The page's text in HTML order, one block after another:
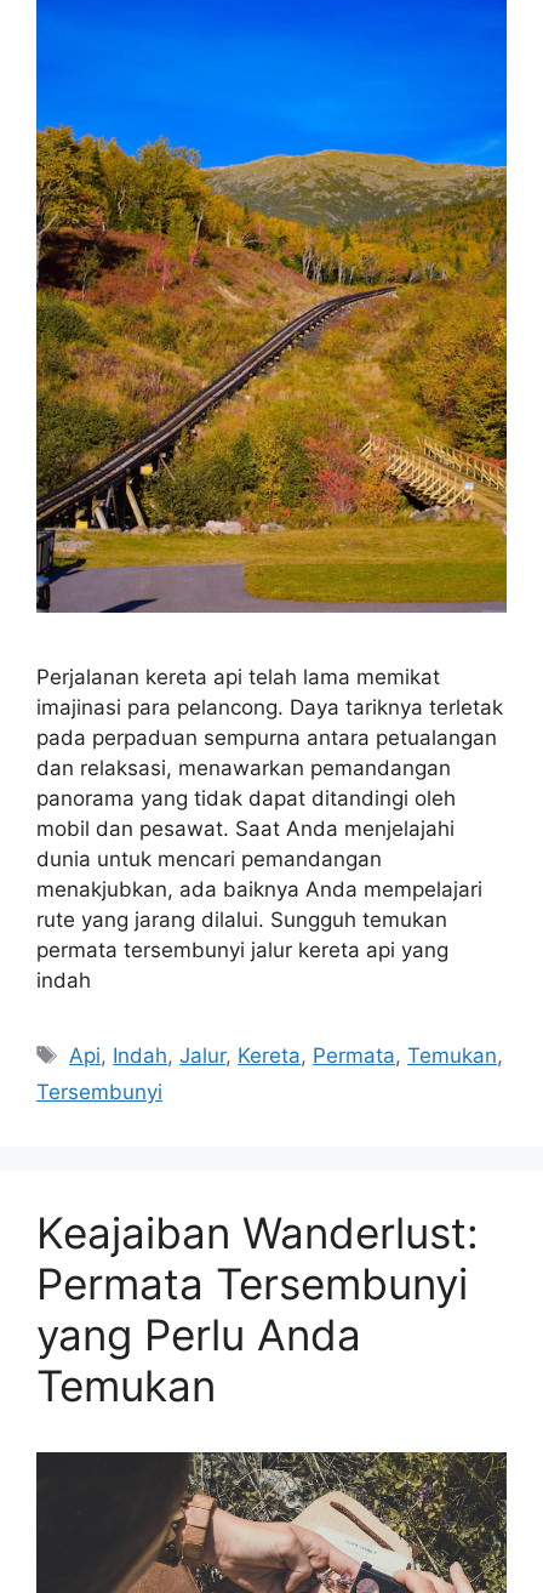
Perjalanan kereta api telah lama memikat
imajinasi para pelancong. Daya tariknya terletak
pada perpaduan sempurna antara petualangan
dan relaksasi, menawarkan pemandangan
panorama yang tidak dapat ditandingi oleh
mobil dan pesawat. Saat Anda menjelajahi
dunia untuk mencari pemandangan
menakjubkan, ada baiknya Anda mempelajari
rute yang jarang dilalui. Sungguh temukan
permata tersembunyi jalur kereta api yang
indah
Tags
Api, Indah,Jalur, Kereta, Permata,Temukan,
Tersembunyi
Keajaiban Wanderlust:
Permata Tersembunyi
yang Perlu Anda
Temukan